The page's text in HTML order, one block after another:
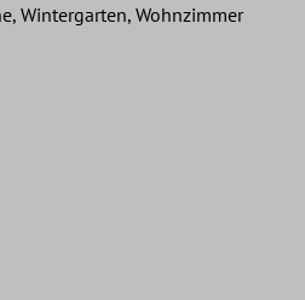
Wintergarten, Wohnzimmer